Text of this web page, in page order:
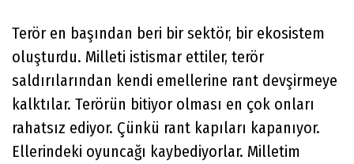
Terör en başından beri bir sektör, bir ekosistem
oluşturdu. Milleti istismar ettiler, terör
saldırılarından kendi emellerine rant devşirmeye
kalktılar. Terörün bitiyor olması en çok onları
rahatsız ediyor. Çünkü rant kapıları kapanıyor.
Ellerindeki oyuncağı kaybediyorlar. Milletim